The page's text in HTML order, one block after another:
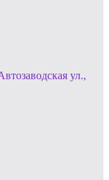
ул.,